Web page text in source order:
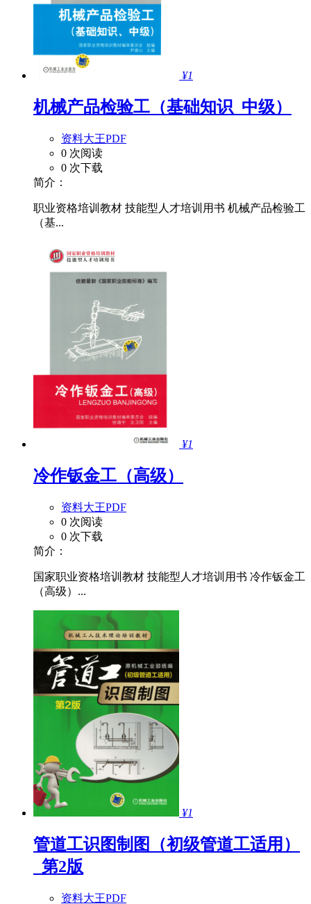
¥1
机械产品检验工（基础知识_中级）
资料大王PDF
0 次阅读
0 次下载
简介：
职业资格培训教材 技能型人才培训用书 机械产品检验工
（基...
¥1
冷作钣金工（高级）
资料大王PDF
0 次阅读
0 次下载
简介：
国家职业资格培训教材 技能型人才培训用书 冷作钣金工
（高级）...
¥1
管道工识图制图（初级管道工适用）
_第2版
资料大王PDF